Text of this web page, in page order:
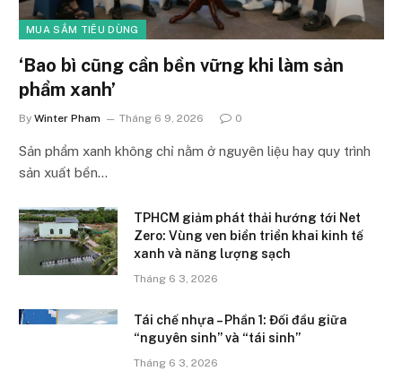
MUA SẮM TIÊU DÙNG
‘Bao bì cũng cần bền vững khi làm sản
phẩm xanh’
By Winter Pham Tháng 6 9, 2026 0
Sản phẩm xanh không chỉ nằm ở nguyên liệu hay quy trình
sản xuất bền…
TPHCM giảm phát thải hướng tới Net
Zero: Vùng ven biển triển khai kinh tế
xanh và năng lượng sạch
Tháng 6 3, 2026
Tái chế nhựa – Phần 1: Đối đầu giữa
“nguyên sinh” và “tái sinh”
Tháng 6 3, 2026